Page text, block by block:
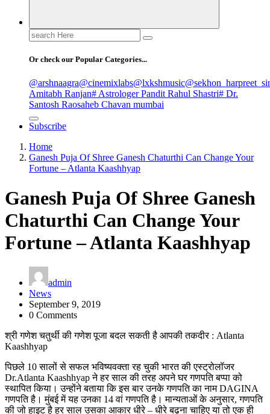
Search
for:
Or check our Popular Categories...
@arshnaagra@cinemixlabs@lxkshmusic
Amitabh Ranjan# Astrologer Pandit Rahul Shastri# Dr.
Santosh Raosaheb Chavan mumbai
Subscribe
Home
Ganesh Puja Of Shree Ganesh Chaturthi Can Change Your
Fortune – Atlanta Kaashhyap
Ganesh Puja Of Shree Ganesh
Chaturthi Can Change Your
Fortune – Atlanta Kaashhyap
admin
News
September 9, 2019
0 Comments
श्री गणेश चतुर्थी की गणेश पूजा बदल सकती है आपकी तकदीर : Atlanta
Kaashhyap
पिछले 10 सालों से सफल भविष्‍यवक्‍ता रह चुकी भारत की एस्‍ट्रोलॉजर
Dr.Atlanta Kaashhyap ने हर साल की तरह अपने घर गणपति बप्‍पा को
स्‍थापित किया। उन्‍होंने बताया कि इस बार उनके गणपति का नाम DAGINA
गणपति है। मुंबई में यह‍ उनका 14 वां गणपति है। मान्‍यताओं के अनुसार, गणपति
की जो हाइट है हर साल उसका आकार धीरे – धीरे बढ़ना चाहिए या तो एक ही